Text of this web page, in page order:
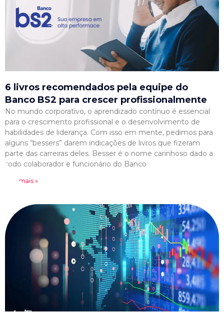
6 livros recomendados pela equipe do
Banco BS2 para crescer profissionalmente
No mundo corporativo, o aprendizado contínuo é essencial
para o crescimento profissional e o desenvolvimento de
habilidades de liderança. Com isso em mente, pedimos para
alguns “bessers” darem indicações de livros que fizeram
parte das carreiras deles. Besser é o nome carinhoso dado a
todo colaborador e funcionário do Banco
Leia mais »